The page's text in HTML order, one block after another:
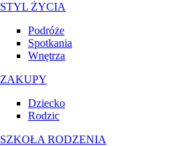
STYL ŻYCIA
Podróże
Spotkania
Wnętrza
ZAKUPY
Dziecko
Rodzic
SZKOŁA RODZENIA